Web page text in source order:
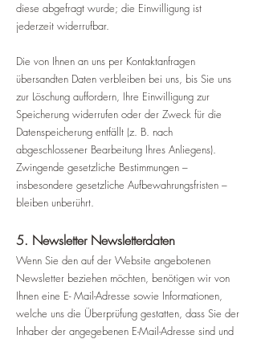
diese abgefragt wurde; die Einwilligung ist
jederzeit widerrufbar.
Die von Ihnen an uns per Kontaktanfragen
übersandten Daten verbleiben bei uns, bis Sie uns
zur Löschung auffordern, Ihre Einwilligung zur
Speicherung widerrufen oder der Zweck für die
Datenspeicherung entfällt (z. B. nach
abgeschlossener Bearbeitung Ihres Anliegens).
Zwingende gesetzliche Bestimmungen –
insbesondere gesetzliche Aufbewahrungsfristen –
bleiben unberührt.
5. Newsletter Newsletterdaten
Wenn Sie den auf der Website angebotenen
Newsletter beziehen möchten, benötigen wir von
Ihnen eine E- Mail-Adresse sowie Informationen,
welche uns die Überprüfung gestatten, dass Sie der
Inhaber der angegebenen E-Mail-Adresse sind und